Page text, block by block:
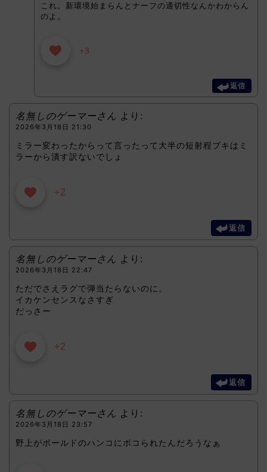
これ。新環境始まらんとナーフの適切性なんかわからん
のよ。
+3
返信
名無しのゲーマーさん より:
2026年3月18日 21:30
ミラー変わったからって言ったって大半の短射程ブキはミ
ラーから潰す訳ないでしょ
+2
返信
名無しのゲーマーさん より:
2026年3月18日 22:47
ただでさえラグで弾当たらないのに。
イカケンセンスなさすぎ
だっさー
+2
返信
名無しのゲーマーさん より:
2026年3月18日 23:57
野上がボールドのハンコにボコられたんだろうなぁ